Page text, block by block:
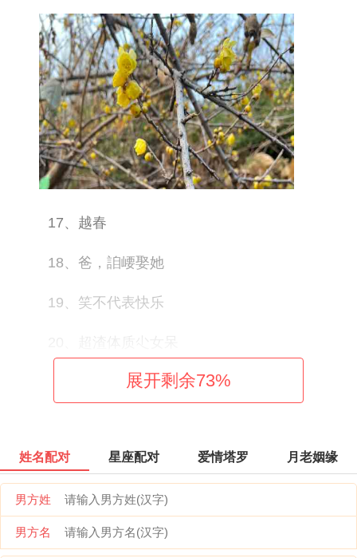
17、越春
18、爸，詯崾娶她
19、笑不代表快乐
21、玫瑰何以烂漫
23、夢醒
24、冷言ご
25、ヾ落幕
展开剩余73%
姓名配对 星座配对 爱情塔罗 月老姻缘
男方姓
男方名